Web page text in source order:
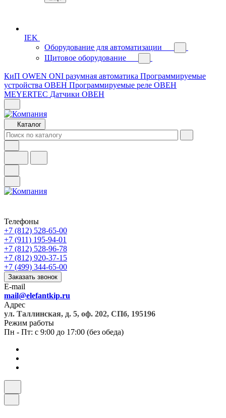
IEK
Оборудование для автоматизации
Щитовое оборудование
КиП OWEN ONI разумная автоматика Программируемые
устройства ОВЕН Программируемые реле ОВЕН
MEYERTEC Датчики ОВЕН
Каталог
Телефоны
+7 (812) 528-65-00
+7 (911) 195-94-01
+7 (812) 528-96-78
+7 (812) 920-37-15
+7 (499) 344-65-00
Заказать звонок
E-mail
mail@elefantkip.ru
Адрес
ул. Таллинская, д. 5, оф. 202, СПб, 195196
Режим работы
Пн - Пт: с 9:00 до 17:00 (без обеда)